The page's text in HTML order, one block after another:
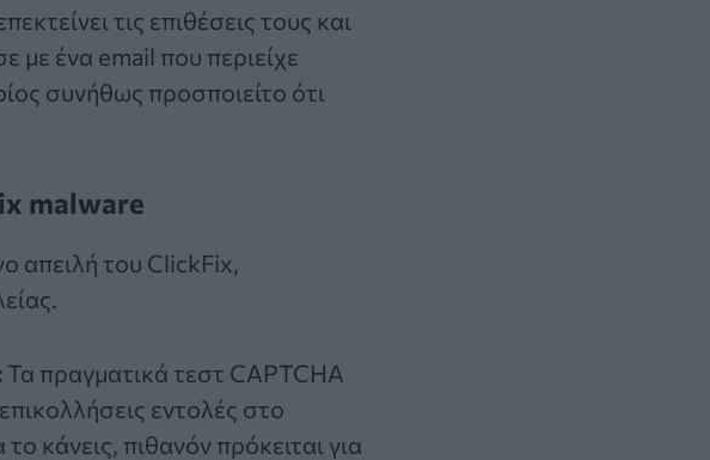
τις επιθέσεις τους και
με ένα email που περιείχε
συνήθως προσποιείτο ότι
malware
απειλή του ClickFix,
Τα πραγματικά τεστ CAPTCHA
εντολές στο
κάνεις, πιθανόν πρόκειται για